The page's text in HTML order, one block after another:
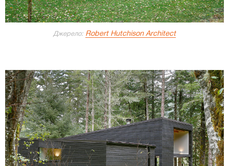
Джерело: Robert Hutchison Architect